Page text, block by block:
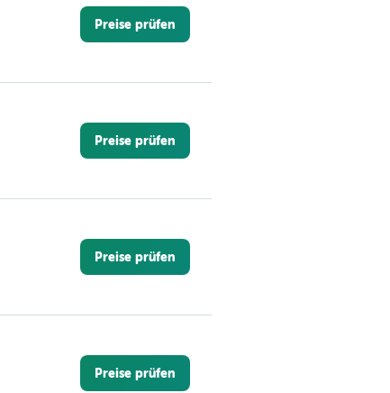
Preise prüfen
Preise prüfen
Preise prüfen
Preise prüfen